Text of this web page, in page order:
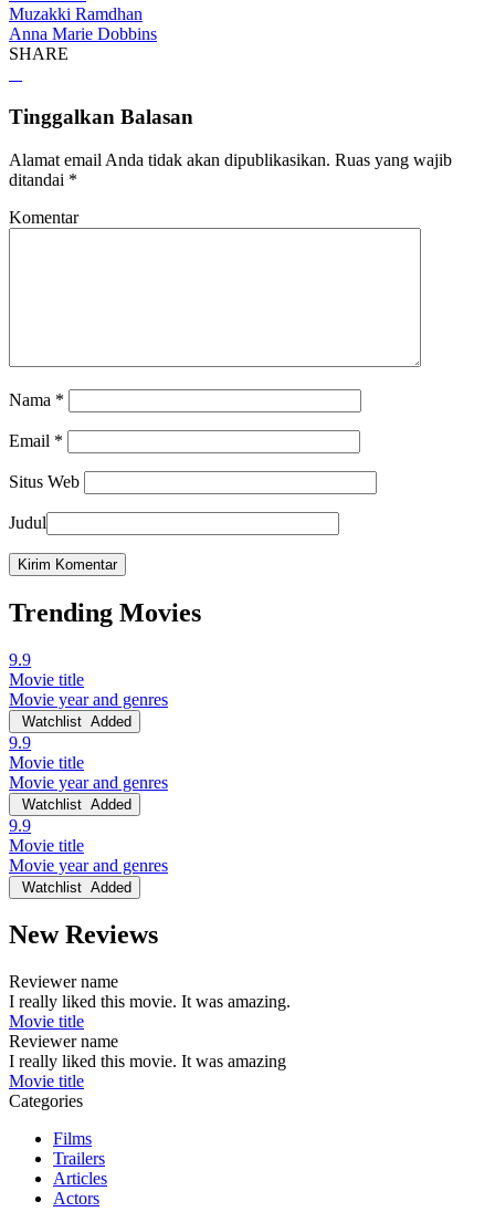
Muzakki Ramdhan
Anna Marie Dobbins
SHARE
Tinggalkan Balasan
Alamat email Anda tidak akan dipublikasikan. Ruas yang wajib
ditandai *
Komentar
Nama *
Email *
Situs Web
Judul
Trending Movies
9.9
Movie title
Movie year and genres
Watchlist Added
9.9
Movie title
Movie year and genres
Watchlist Added
9.9
Movie title
Movie year and genres
Watchlist Added
New Reviews
Reviewer name
I really liked this movie. It was amazing.
Movie title
Reviewer name
I really liked this movie. It was amazing
Movie title
Categories
Films
Trailers
Articles
Actors